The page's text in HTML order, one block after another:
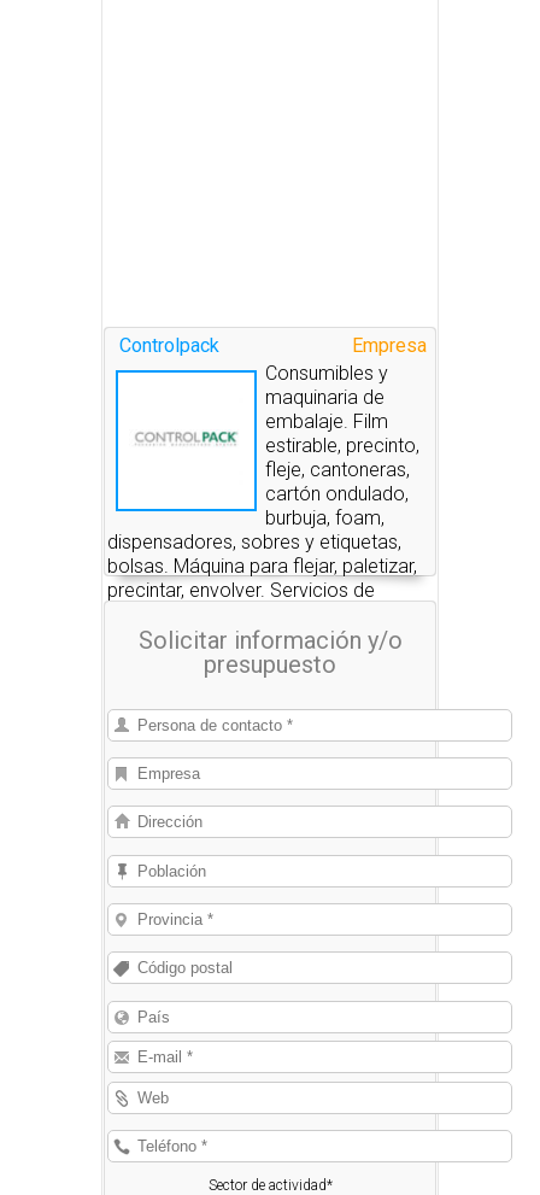
Empresa
Controlpack
Consumibles y
maquinaria de
embalaje. Film
estirable, precinto,
fleje, cantoneras,
cartón ondulado,
burbuja, foam,
dispensadores, sobres y etiquetas,
bolsas. Máquina para flejar, paletizar,
precintar, envolver. Servicios de
Solicitar información y/o
presupuesto
Sector de actividad*